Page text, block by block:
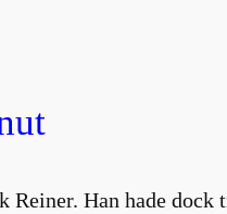
Han hade dock